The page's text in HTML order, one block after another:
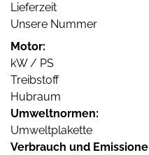
Lieferzeit
Unsere Nummer
Motor:
kW / PS
Treibstoff
Hubraum
Umweltnormen:
Umweltplakette
Verbrauch und